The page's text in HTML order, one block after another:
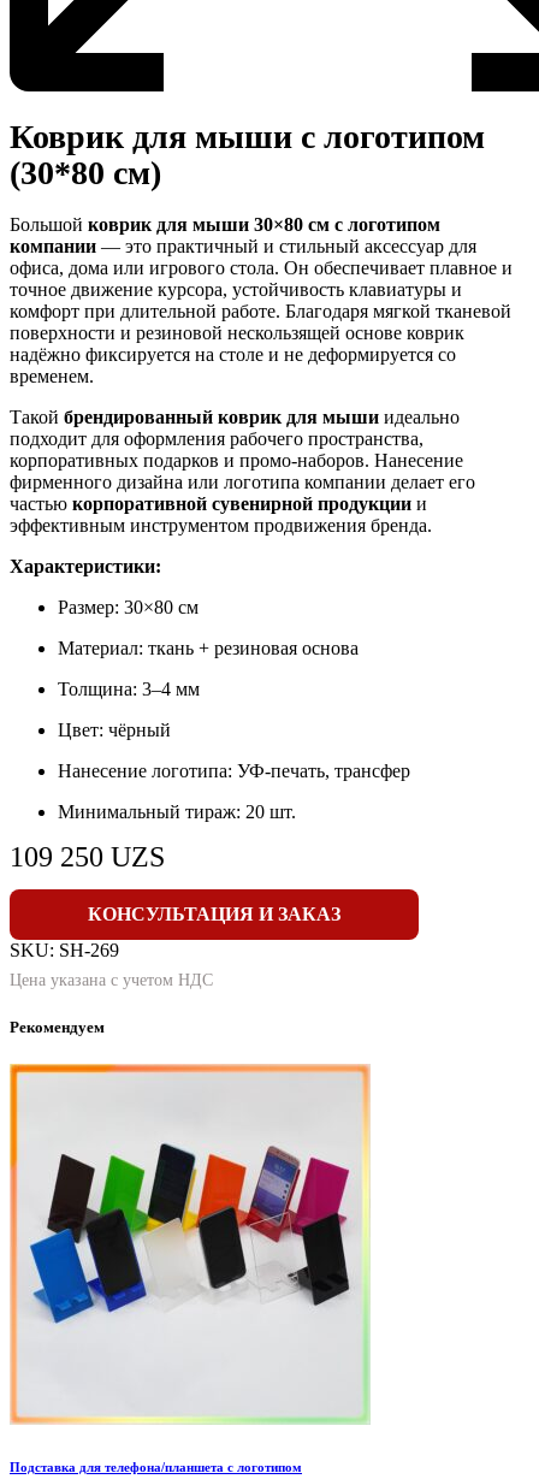
Коврик для мыши с логотипом
(30*80 см)
Большой коврик для мыши 30×80 см с логотипом
компании — это практичный и стильный аксессуар для
офиса, дома или игрового стола. Он обеспечивает плавное и
точное движение курсора, устойчивость клавиатуры и
комфорт при длительной работе. Благодаря мягкой тканевой
поверхности и резиновой нескользящей основе коврик
надёжно фиксируется на столе и не деформируется со
временем.
Такой брендированный коврик для мыши идеально
подходит для оформления рабочего пространства,
корпоративных подарков и промо-наборов. Нанесение
фирменного дизайна или логотипа компании делает его
частью корпоративной сувенирной продукции и
эффективным инструментом продвижения бренда.
Характеристики:
Размер: 30×80 см
Материал: ткань + резиновая основа
Толщина: 3–4 мм
Цвет: чёрный
Нанесение логотипа: УФ-печать, трансфер
Минимальный тираж: 20 шт.
109 250 UZS
КОНСУЛЬТАЦИЯ И ЗАКАЗ
SKU: SH-269
Цена указана с учетом НДС
Рекомендуем
Подставка для телефона/планшета с логотипом